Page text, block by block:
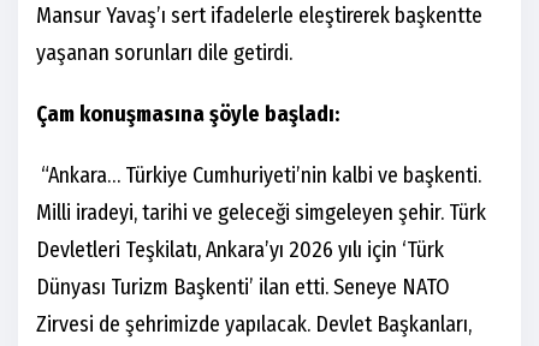
Mansur Yavaş’ı sert ifadelerle eleştirerek başkentte
yaşanan sorunları dile getirdi.
Çam konuşmasına şöyle başladı:
“Ankara… Türkiye Cumhuriyeti’nin kalbi ve başkenti.
Milli iradeyi, tarihi ve geleceği simgeleyen şehir. Türk
Devletleri Teşkilatı, Ankara’yı 2026 yılı için ‘Türk
Dünyası Turizm Başkenti’ ilan etti. Seneye NATO
Zirvesi de şehrimizde yapılacak. Devlet Başkanları,